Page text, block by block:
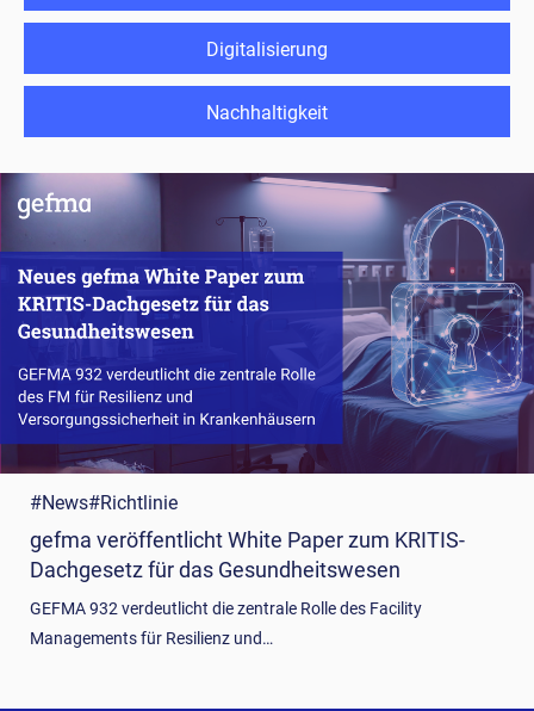
Digitalisierung
Nachhaltigkeit
#News#Richtlinie
gefma veröffentlicht White Paper zum KRITIS-
Dachgesetz für das Gesundheitswesen
GEFMA 932 verdeutlicht die zentrale Rolle des Facility
Managements für Resilienz und…